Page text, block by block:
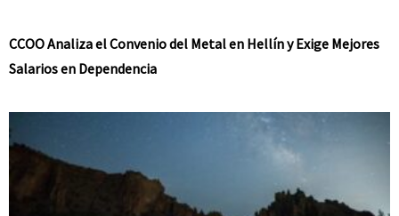
CCOO Analiza el Convenio del Metal en Hellín y Exige Mejores
Salarios en Dependencia